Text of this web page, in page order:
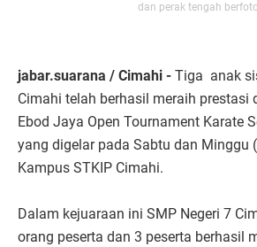
dan perak tengah berfoto
jabar.suarana / Cimahi - Tiga anak
Cimahi telah berhasil meraih prestasi
Ebod Jaya Open Tournament Karate
yang digelar pada Sabtu dan Minggu
Kampus STKIP Cimahi.
Dalam kejuaraan ini SMP Negeri 7
orang peserta dan 3 peserta berhasil